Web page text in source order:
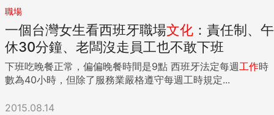
職場
一個台灣女生看西班牙職場文化 ：責任制、午
休30分鐘、老闆沒走員工也不敢下班
下班吃晚餐正常，偏偏晚餐時間是9點 西班牙法定每週工作時
數為40小時，但除了服務業嚴格遵守每週工時規定...
2015.08.14